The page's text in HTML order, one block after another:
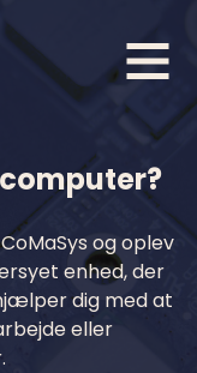
og oplev
enhed, der
dig med at
eller